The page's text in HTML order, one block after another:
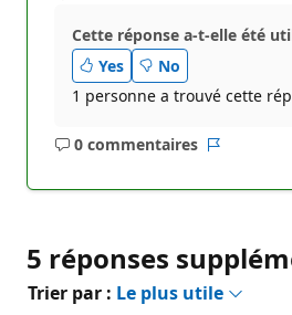
Cette réponse a-t-elle été
Yes
No
1 personne a trouvé cette
0 commentaires
Aucun
5 réponses
Trier par : Le plus utile